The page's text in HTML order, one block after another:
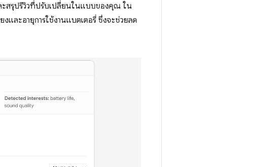
ะสรุปรีวิวที่ปรับเปลี่ยนในแบบของคุณ ใน
และอายุการใช้งานแบตเตอรี่ ซึ่งจะช่วยลด